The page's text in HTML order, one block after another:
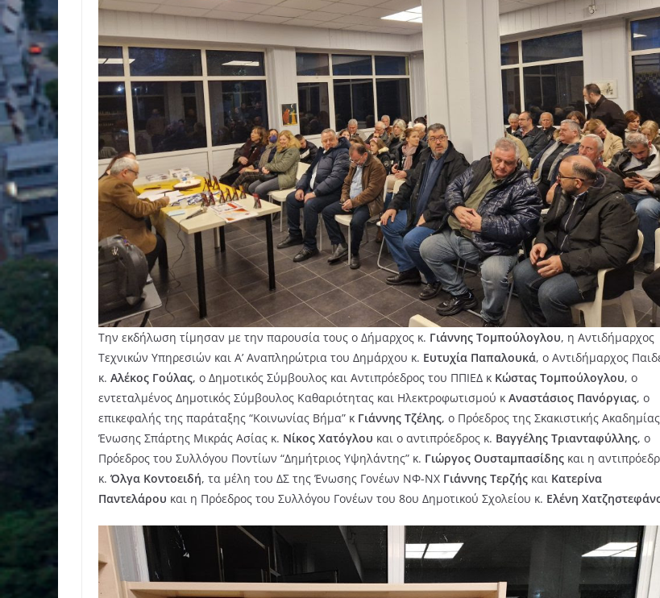
Την εκδήλωση τίμησαν με την παρουσία τους ο Δήμαρχος κ. Γιάννης Τομπούλογλου, η Αντιδήμαρχος
Τεχνικών Υπηρεσιών και Α’ Αναπληρώτρια του Δημάρχου κ. Ευτυχία Παπαλουκά, ο Αντιδήμαρχος
κ. Αλέκος Γούλας, ο Δημοτικός Σύμβουλος και Αντιπρόεδρος του ΠΠΙΕΔ κ Κώστας Τομπούλογλου, ο
εντεταλμένος Δημοτικός Σύμβουλος Καθαριότητας και Ηλεκτροφωτισμού κ Αναστάσιος Πανόργιας, ο
επικεφαλής της παράταξης “Κοινωνίας Βήμα” κ Γιάννης Τζέλης, ο Πρόεδρος της Σκακιστικής Ακαδημίας
Ένωσης Σπάρτης Μικράς Ασίας κ. Νίκος Χατόγλου και ο αντιπρόεδρος κ. Βαγγέλης Τριανταφύλλης, ο
Πρόεδρος του Συλλόγου Ποντίων “Δημήτριος Υψηλάντης” κ. Γιώργος Ουσταμπασίδης και η
κ. Όλγα Κοντοειδή, τα μέλη του ΔΣ της Ένωσης Γονέων ΝΦ-ΝΧ Γιάννης Τερζής και Κατερίνα
Παντελάρου και η Πρόεδρος του Συλλόγου Γονέων του 8ου Δημοτικού Σχολείου κ. Ελένη